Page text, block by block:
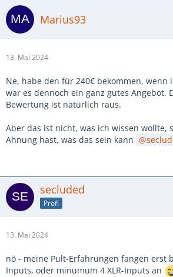
Marius93
13. Mai 2024
Ne, habe den für 240€ bekommen, wenn
war es dennoch ein ganz gutes Angebot.
Bewertung ist natürlich raus.
Aber das ist nicht, was ich wissen wollte,
Ahnung hast, was das sein kann
secluded
Profi
13. Mai 2024
nö - meine Pult-Erfahrungen fangen erst
Inputs, oder minumum 4 XLR-Inputs an